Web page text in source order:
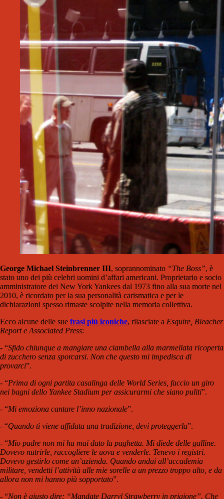
George Michael Steinbrenner III, soprannominato “The Boss”, è
stato uno dei più celebri uomini d’affari americani. Proprietario e socio
amministratore dei New York Yankees dal 1973 fino alla sua morte nel
2010, è ricordato per la sua personalità carismatica e per le
dichiarazioni spesso rimaste scolpite nella memoria collettiva.
Ecco alcune delle sue frasi più iconiche, rilasciate a Esquire, Bleacher
Report e Associated Press:
- “Sfido chiunque a mangiare una ciambella alla marmellata ricoperta
di zucchero senza sporcarsi. Non che questo mi impedisca di
provarci”.
- “Prima di ogni partita casalinga delle World Series, faccio un giro
nei bagni dello Yankee Stadium per assicurarmi che siano puliti”.
- “Mi emoziona cantare l’inno nazionale”.
- “Quando ti viene affidata una tradizione, devi proteggerla”.
- “Mio padre non mi ha mai dato la paghetta. Mi diede delle galline.
Dovevo nutrirle, raccogliere le uova e venderle. Tenevo i registri.
Dovevo gestirlo come un’azienda. Quando andai all’accademia
militare, vendetti l’attività alle mie sorelle a un prezzo troppo alto, e da
allora non mi hanno più sopportato”.
- “Non è giusto dire: “Mandate Darryl Strawberry in prigione”. Che